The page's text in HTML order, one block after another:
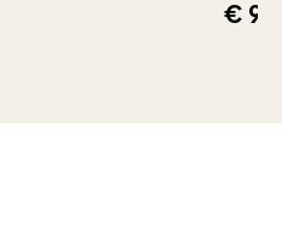
€